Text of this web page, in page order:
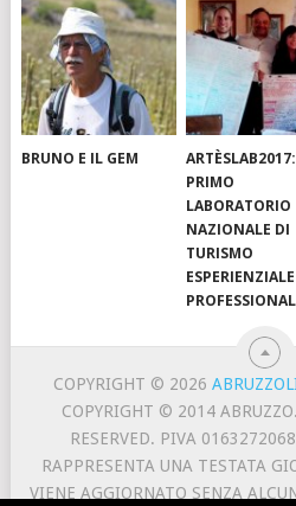
BRUNO E IL GEM
ARTÈSLAB2017:
PRIMO
LABORATORIO
NAZIONALE DI
TURISMO
ESPERIENZIALE
COPYRIGHT © 2026
COPYRIGHT © 2014
RESERVED. PIVA
RAPPRESENTA UNA TESTATA
VIENE AGGIORNATO SENZA